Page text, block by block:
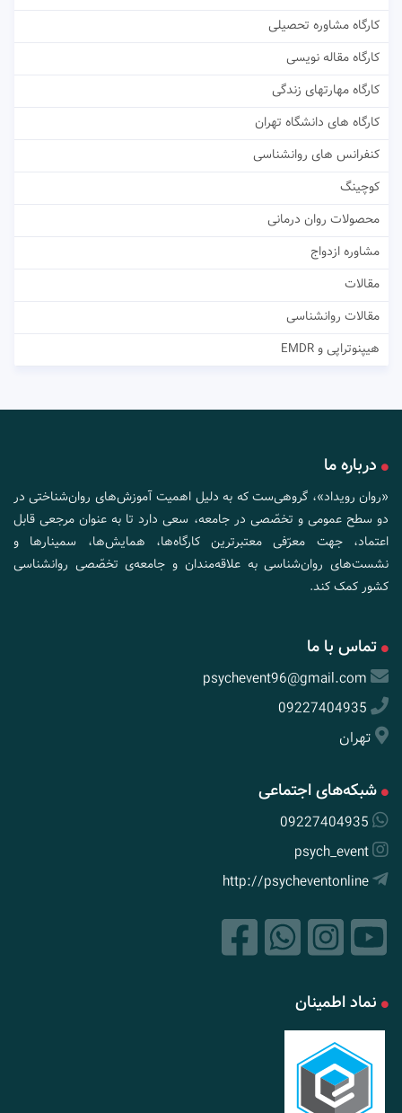
کارگاه مشاوره تحصیلی
کارگاه مقاله نویسی
کارگاه مهارتهای زندگی
کارگاه های دانشگاه تهران
کنفرانس های روانشناسی
کوچینگ
محصولات روان درمانی
مشاوره ازدواج
مقالات
مقالات روانشناسی
هیپنوتراپی و EMDR
درباره ما
«روان رویداد»، گروهی‌ست که به دلیل اهمیت آموزش‌های روان‌شناختی در
دو سطح عمومی و تخصّصی در جامعه، سعی دارد تا به عنوان مرجعی قابل
اعتماد، جهت معرّفی معتبرترین کارگاه‌ها، همایش‌ها، سمینارها و
نشست‌های روان‌شناسی به علاقه‌مندان و جامعه‌ی تخصّصی روانشناسی
کشور کمک کند.
تماس با ما
psychevent96@gmail.com
09227404935
تهران
شبکه‌های اجتماعی
09227404935
psych_event
http://psycheventonline
نماد اطمینان